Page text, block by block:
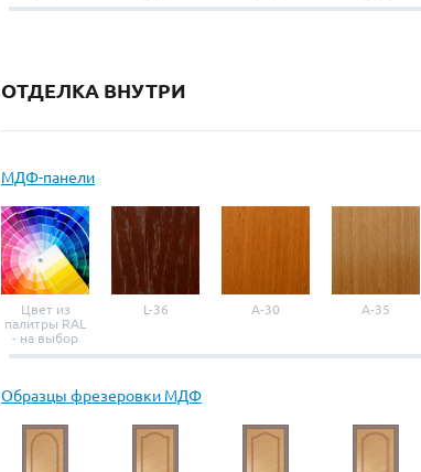
ОТДЕЛКА ВНУТРИ
МДФ-панели
Цвет из
палитры RAL
- на выбор
L-36 A-30 A-35
Образцы фрезеровки МДФ